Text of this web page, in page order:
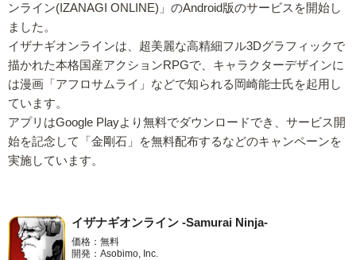
ンライン(IZANAGI ONLINE)」のAndroid版のサービスを開始し
ました。
イザナギオンラインは、超美麗な高精細フル3Dグラフィックで
描かれた本格国産アクションRPGで、キャラクターデザインに
は漫画「アフロサムライ」などで知られる岡崎能士氏を起用し
ています。
アプリはGoogle Playより無料でダウンロードでき、サービス開
始を記念して「金剛石」を無料配布するなどのキャンペーンを
実施しています。
イザナギオンライン -Samurai Ninja-
価格：無料
開発：Asobimo, Inc.